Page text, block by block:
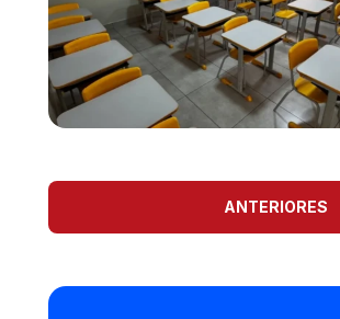
ANTERIORES